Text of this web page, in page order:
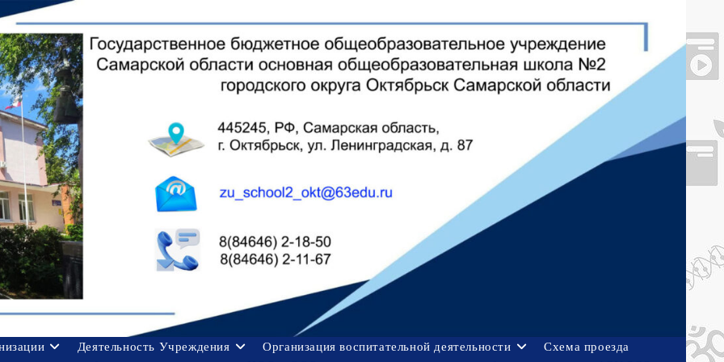
Деятельность Учреждения Организация воспитательной деятельности
Схема проезда